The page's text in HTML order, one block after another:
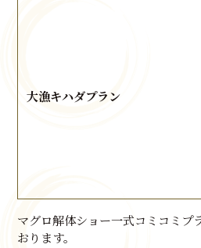
大漁キハダプラン
マグロ解体ショー一式コミコミプ
おります。